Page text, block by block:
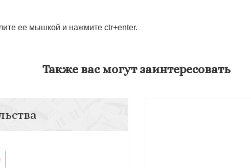
ее мышкой и нажмите ctr+enter.
Также вас могут заинтересовать